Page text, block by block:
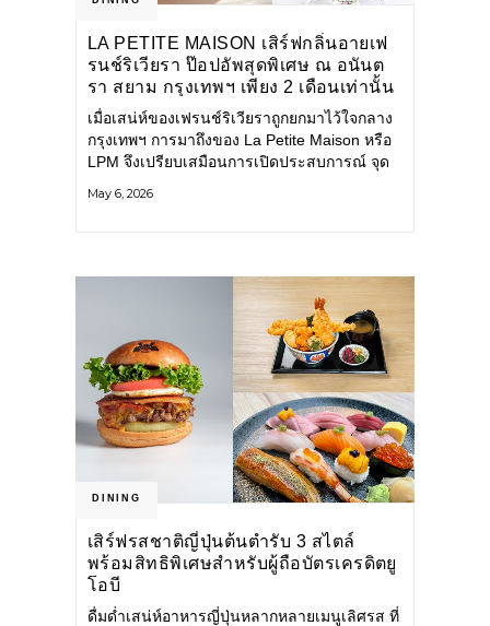
LA PETITE MAISON เสิร์ฟกลิ่นอายเฟ
รนช์ริเวียรา ป๊อปอัพสุดพิเศษ ณ อนันต
รา สยาม กรุงเทพฯ เพียง 2 เดือนเท่านั้น
เมื่อเสน่ห์ของเฟรนช์ริเวียราถูกยกมาไว้ใจกลาง
กรุงเทพฯ การมาถึงของ La Petite Maison หรือ
LPM จึงเปรียบเสมือนการเปิดประสบการณ์ จุด
ระดับโลกได้อย่างแท้จริง LPM เป็นที่รู้จักใน
May 6, 2026
DINING
เสิร์ฟรสชาติญี่ปุ่นต้นตำรับ 3 สไตล์
พร้อมสิทธิพิเศษสำหรับผู้ถือบัตรเครดิตยู
โอบี
ดื่มด่ำเสน่ห์อาหารญี่ปุ่นหลากหลายเมนูเลิศรส ที่